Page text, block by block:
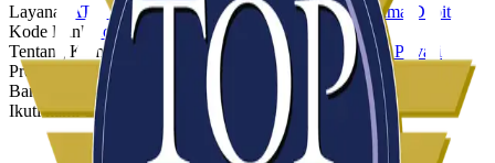
Layanan
ATM Bersama ATM Bersama QRATM Bersama Debit
Kode Bank
Kode Bank
Tentang Kami Tentang Kami Whistleblowing
Kebijakan Privasi
Promo & Berita
Berita
Bantuan
FAQ
Ikuti kami di: